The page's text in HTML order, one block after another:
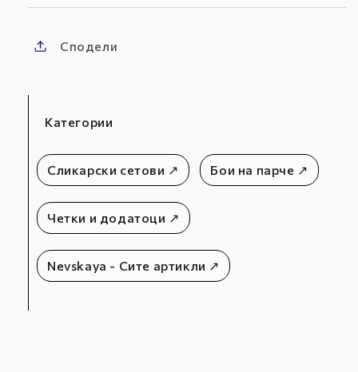
Сподели
Категории
Сликарски сетови ↗ Бои на парче ↗
Четки и додатоци ↗
Nevskaya - Сите артикли ↗